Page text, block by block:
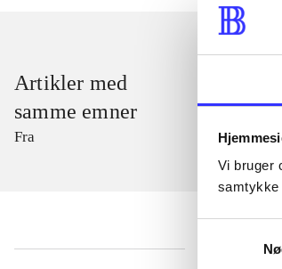
Vi bruger
samtykke
Artikler med
samme emner
Fra